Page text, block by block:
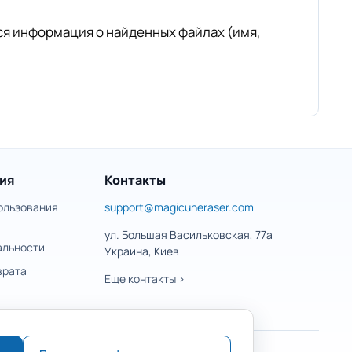
информация о найденных файлах (имя,
Контакты
support@magicuneraser.com
ул. Большая Васильковская, 77а
Украина, Киев
Еще контакты >